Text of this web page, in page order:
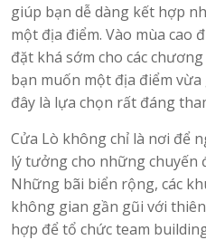
giúp bạn dễ dàng kết hợp
một địa điểm. Vào mùa cao
đặt khá sớm cho các
bạn muốn một địa điểm
đây là lựa chọn rất đáng
Cửa Lò không chỉ là nơi để
lý tưởng cho những chuyến
Những bãi biển rộng, các
không gian gần gũi với
hợp để tổ chức team